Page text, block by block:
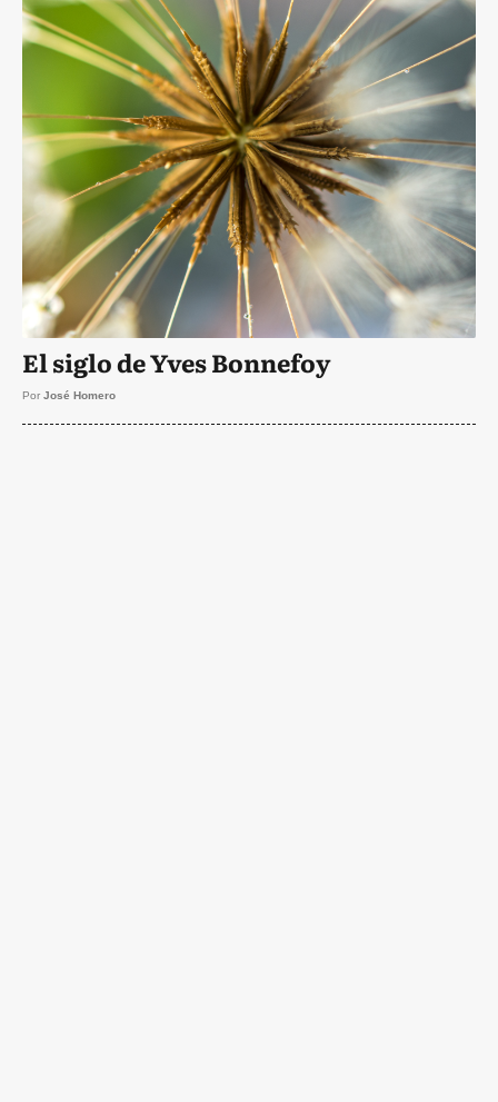
El siglo de Yves Bonnefoy
Por José Homero